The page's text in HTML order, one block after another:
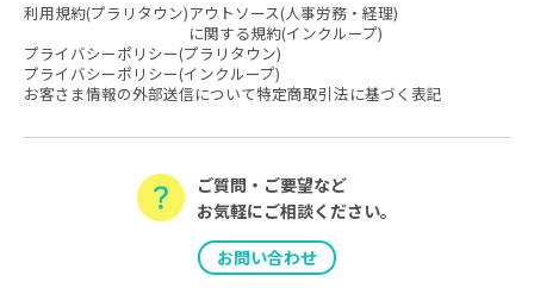
利用規約(プラリタウン)アウトソース(人事労務・経理)
に関する規約(インクループ)
プライバシーポリシー(プラリタウン)
プライバシーポリシー(インクループ)
お客さま情報の外部送信について特定商取引法に基づく表記
ご質問・ご要望など
お気軽にご相談ください。
お問い合わせ